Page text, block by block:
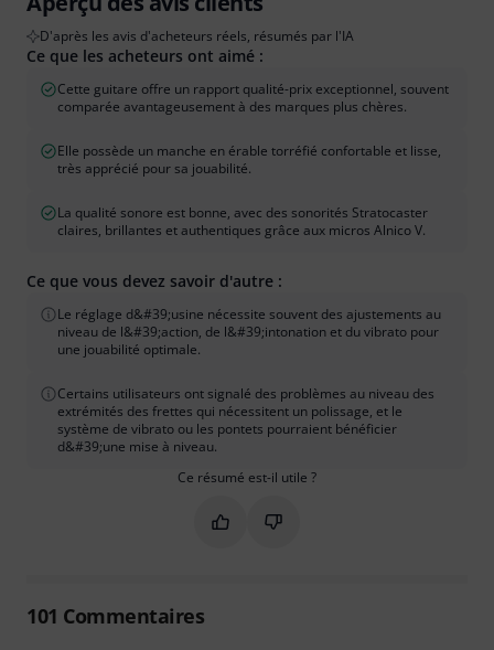
D'après les avis d'acheteurs réels, résumés par l'IA
Ce que les acheteurs ont aimé :
Cette guitare offre un rapport qualité-prix exceptionnel, souvent
comparée avantageusement à des marques plus chères.
Elle possède un manche en érable torréfié confortable et lisse,
très apprécié pour sa jouabilité.
La qualité sonore est bonne, avec des sonorités Stratocaster
claires, brillantes et authentiques grâce aux micros Alnico V.
Ce que vous devez savoir d'autre :
Le réglage d&#39;usine nécessite souvent des ajustements au
niveau de l&#39;action, de l&#39;intonation et du vibrato pour
une jouabilité optimale.
Certains utilisateurs ont signalé des problèmes au niveau des
extrémités des frettes qui nécessitent un polissage, et le
système de vibrato ou les pontets pourraient bénéficier
d&#39;une mise à niveau.
Ce résumé est-il utile ?
Marquer ce résumé comme utile
Marquer ce résumé comme
101 Commentaires